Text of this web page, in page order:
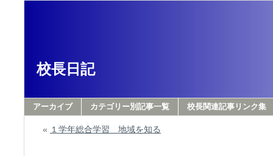
校長日記
アーカイブ カテゴリー別記事一覧 校長関連記事リンク集
« １学年総合学習 地域を知る